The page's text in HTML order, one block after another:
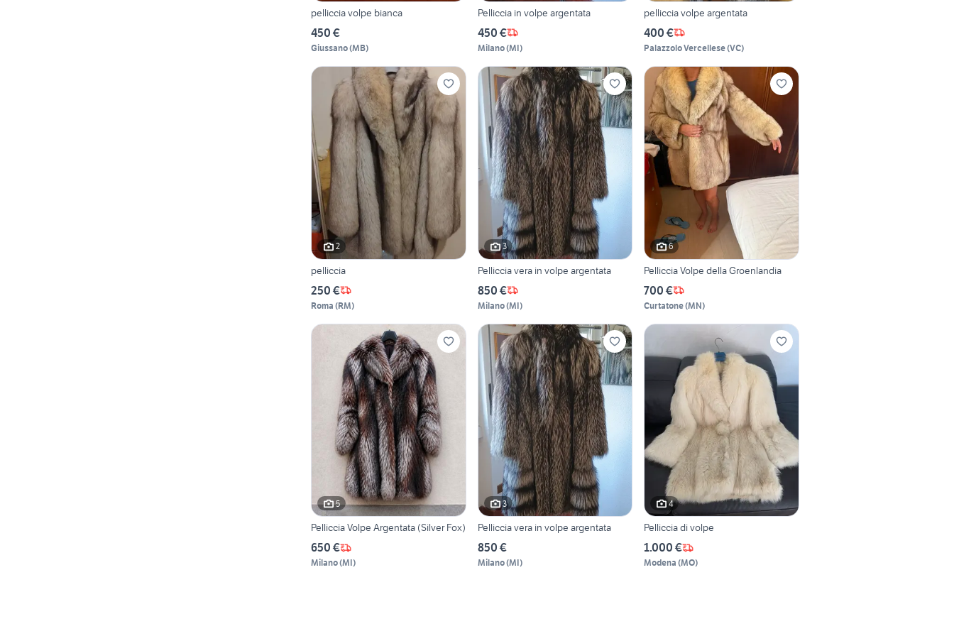
pelliccia volpe bianca
450 €
Giussano(MB)
Pelliccia in volpe argentata
450 €
Milano(MI)
pelliccia volpe argentata
400 €
Palazzolo Vercellese(VC)
2
pelliccia
250 €
Roma (RM)
3
Pelliccia vera in volpe argentata
850 €
Milano(MI)
6
Pelliccia Volpe della Groenlandia
700 €
Curtatone(MN)
5
Pelliccia Volpe Argentata (Silver Fox)
650 €
Milano(MI)
3
Pelliccia vera in volpe argentata
850 €
Milano(MI)
4
Pelliccia di volpe
1.000 €
Modena (MO)